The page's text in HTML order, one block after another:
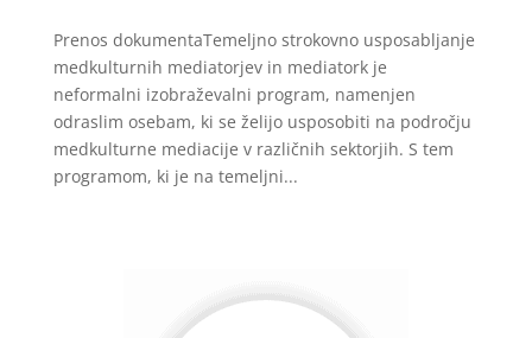
Prenos dokumentaTemeljno strokovno usposabljanje
medkulturnih mediatorjev in mediatork je
neformalni izobraževalni program, namenjen
odraslim osebam, ki se želijo usposobiti na področju
medkulturne mediacije v različnih sektorjih. S tem
programom, ki je na temeljni...